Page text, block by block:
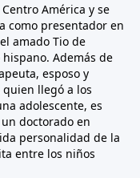
América y se
como presentador en
amado Tio de
Además de
esposo y
quien llegó a los
adolescente, es
doctorado en
personalidad de la
entre los niños